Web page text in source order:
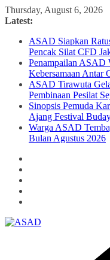
Skip
to
Thursday, August 6, 2026
Latest:
ASAD Siapkan
Pencak Silat CFD
Penampailan ASAD
Kebersamaan Antar
ASAD Tirawuta
Pembinaan Pesilat
Sinopsis Pemuda
Ajang Festival
Warga ASAD
Bulan Agustus 2026